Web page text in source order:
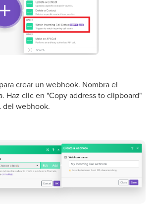
crear un webhook. Nombra el
Haz clic en "Copy address to clipboard"
del webhook.